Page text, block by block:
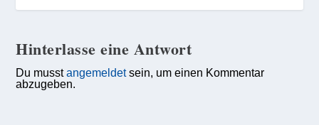
Hinterlasse eine Antwort
Du musstangemeldetsein, um einen Kommentar
abzugeben.